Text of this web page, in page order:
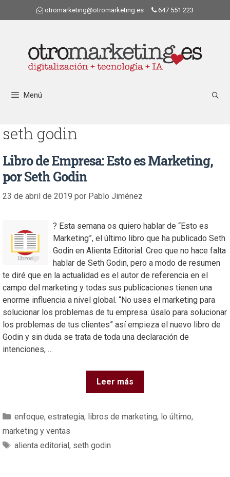
otromarketing@otromarketing.es · 647 551 223
Menú
seth godin
Libro de Empresa: Esto es Marketing,
por Seth Godin
23 de abril de 2019 por Pablo Jiménez
? Esta semana os quiero hablar de “Esto es
Marketing”, el último libro que ha publicado Seth
Godin en Alienta Editorial. Creo que no hace falta
hablar de Seth Godin, pero a modo de resumen
te diré que en la actualidad es el autor de referencia en el
campo del marketing y todas sus publicaciones tienen una
enorme influencia a nivel global. “No uses el marketing para
solucionar los problemas de tu empresa: úsalo para solucionar
los problemas de tus clientes” así empieza el nuevo libro de
Godin y sin duda se trata de toda una declaración de
intenciones, …
Leer más
enfoque, estrategia, libros de marketing, lo último,
marketing y ventas
alienta editorial, seth godin